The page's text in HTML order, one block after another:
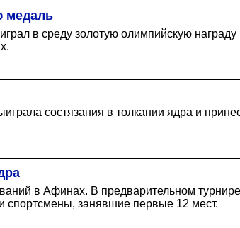
медаль
в среду золотую олимпийскую
состязания в толкании ядра и
в Афинах. В предварительном
спортсмены, занявшие первые 12 мест.